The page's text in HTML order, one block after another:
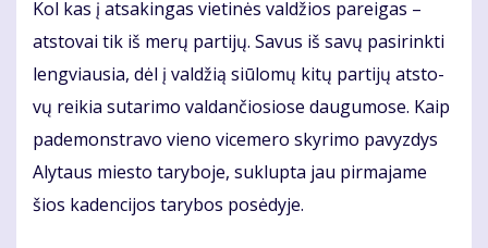
Kol kas į at­sa­kin­gas vie­ti­nės val­džios pa­rei­gas –
atstovai tik iš me­rų par­ti­jų. Sa­vus iš sa­vų pa­si­rink­ti
leng­viau­sia, dėl į val­džią siū­lo­mų ki­tų par­ti­jų at­sto­
vų rei­kia su­ta­ri­mo val­dan­čio­sio­se dau­gu­mo­se. Kaip
pa­de­monst­ra­vo vie­no vi­ce­me­ro sky­ri­mo pa­vyz­dys
Aly­taus mies­to ta­ry­bo­je, su­klup­ta jau pir­ma­ja­me
šios ka­den­ci­jos ta­ry­bos po­sė­dy­je.